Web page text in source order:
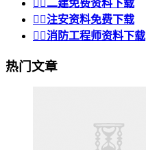
 二建免费资料下载
 注安资料免费下载
 消防工程师资料下载
热门文章